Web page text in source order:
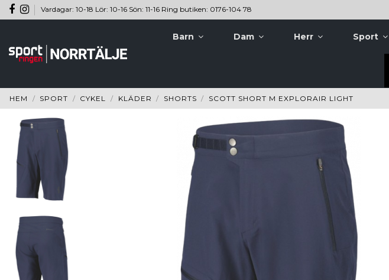
Vardagar: 10-18 Lör: 10-16 Sön: 11-16 Ring butiken: 0176-104 78
Barn Dam Herr Sport
HEM SPORT CYKEL KLÄDER SHORTS SCOTT SHORT M EXPLORAIR LIGHT